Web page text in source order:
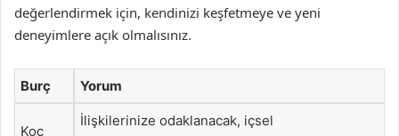
değerlendirmek için, kendinizi keşfetmeye ve yeni
deneyimlere açık olmalısınız.
Burç Yorum
Koç
İlişkilerinize odaklanacak, içsel